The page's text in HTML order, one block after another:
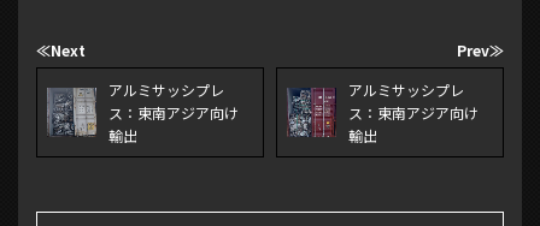
≪Next
アルミサッシプレ
ス：東南アジア向け
輸出
Prev≫
アルミサッシプレ
ス：東南アジア向け
輸出